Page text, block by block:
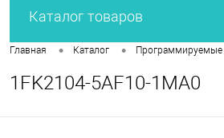
Каталог товаров
Главная • Каталог • Программируемые
1FK2104-5AF10-1MA0